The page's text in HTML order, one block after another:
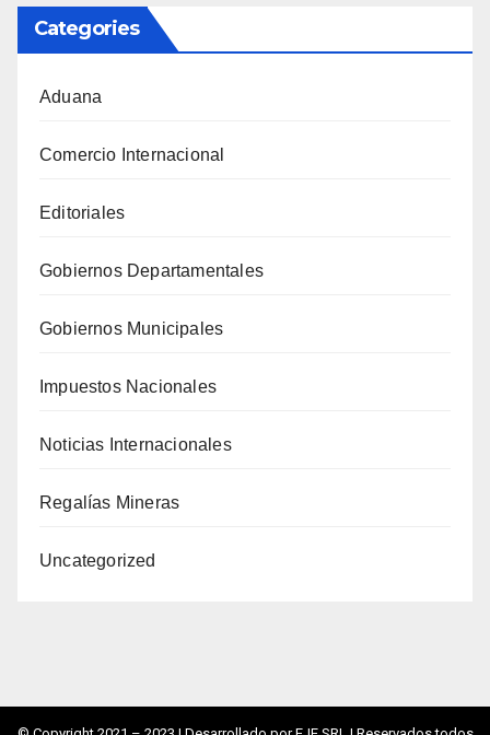
Categories
Aduana
Comercio Internacional
Editoriales
Gobiernos Departamentales
Gobiernos Municipales
Impuestos Nacionales
Noticias Internacionales
Regalías Mineras
Uncategorized